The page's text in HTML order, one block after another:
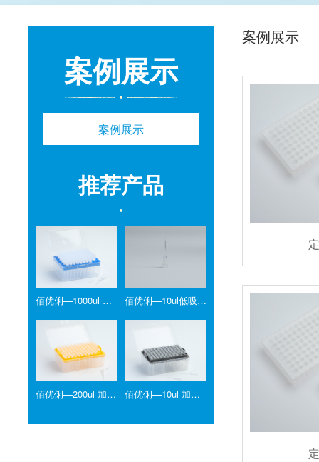
案例展示
案例展示
推荐产品
佰优俐—1000ul 吸头 佰优俐—10ul低吸附盒装灭菌吸头
佰优俐—200ul 加长吸头 佰优俐—10ul 加长吸头
案例展示